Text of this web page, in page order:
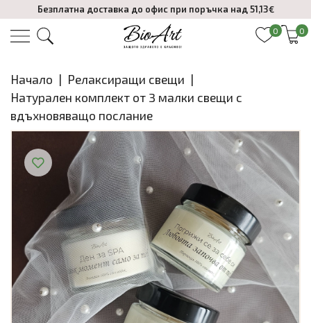
Безплатна доставка до офис при поръчка над 51,13€
0 0
Начало | Релаксиращи свещи |
Натурален комплект от 3 малки свещи с
вдъхновяващо послание